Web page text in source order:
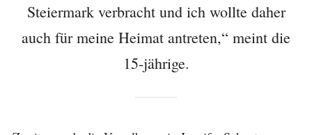
Steiermark verbracht und ich wollte daher
auch für meine Heimat antreten,“ meint die
15-jährige.